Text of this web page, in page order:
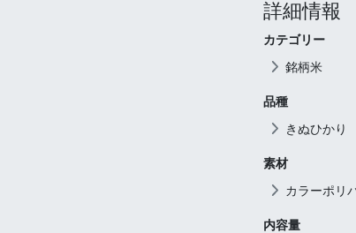
詳細情報
カテゴリー
銘柄米
品種
きぬひかり
素材
カラーポリ
内容量